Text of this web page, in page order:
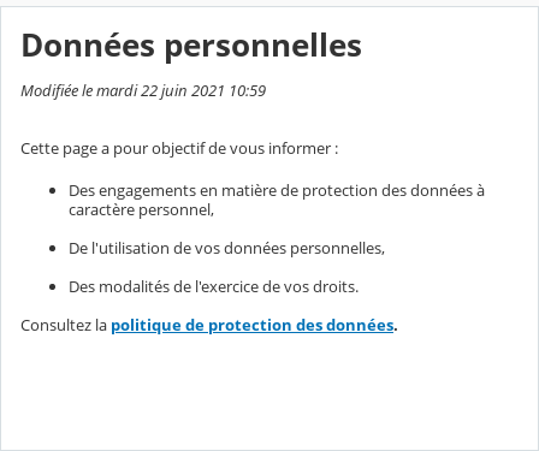
Données personnelles
Modifiée le mardi 22 juin 2021 10:59
Cette page a pour objectif de vous informer :
Des engagements en matière de protection des données à
caractère personnel,
De l'utilisation de vos données personnelles,
Des modalités de l'exercice de vos droits.
Consultez la politique de protection des données.